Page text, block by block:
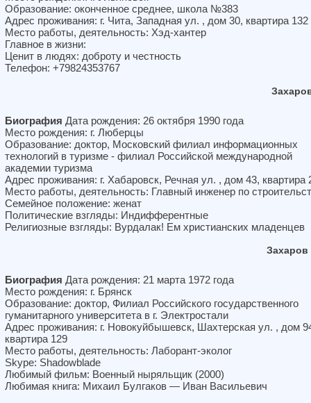
Образование: оконченное среднее, школа №383
Адрес проживания: г. Чита, Западная ул. , дом 30, квартира 132
Место работы, деятельность: Хэд-хантер
Главное в жизни:
Ценит в людях: доброту и честность
Телефон: +79824353767
Биография Дата рождения: 26 октября 1990 года
Место рождения: г. Люберцы
Образование: доктор, Московский филиал информационных
технологий в туризме - филиал Российской международной
академии туризма
Адрес проживания: г. Хабаровск, Речная ул. , дом 43, квартира
Место работы, деятельность: Главный инженер по
Семейное положение: женат
Политические взгляды: Индифферентные
Религиозные взгляды: Вурдалак! Ем христианских младенцев
Биография Дата рождения: 21 марта 1972 года
Место рождения: г. Брянск
Образование: доктор, Филиал Российского государственного
гуманитарного университета в г. Электростали
Адрес проживания: г. Новокуйбышевск, Шахтерская ул. , дом
квартира 129
Место работы, деятельность: Лаборант-эколог
Skype: Shadowblade
Любимый фильм: Военный ныряльщик (2000)
Любимая книга: Михаил Булгаков — Иван Васильевич